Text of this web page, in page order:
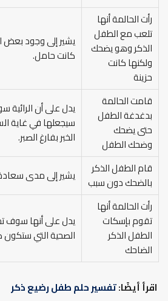
رأت الحالمة أنها
تلعب مع الطفل
الذكر وهو يضحك
ولكنها كانت
حزينة
يشير إلى وجود بعض
كانت حامل.
قامت الحالمة
بدغدغة الطفل
حتى يضحك
وضحك الطفل
يدل على أن
سيجعلها في غاية
الخبر بفارغ الصبر.
قام الطفل الذكر
بالضحك دون سبب
يشير إلى مدى
رأت الحالمة أنها
تقوم بإسكات
الطفل الذكر
الضاحك
يدل على أنها سوف
الصحية التي
اقرأ أيضًا:تفسير حلم طفل رضيع ذكر